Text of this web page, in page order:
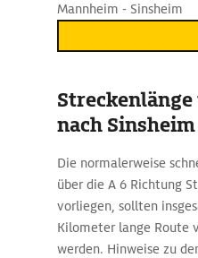
Mannheim - Sinsheim
nach Sinsheim
Die normalerweise
über die A 6 Richtung
vorliegen, sollten
Kilometer lange Route
werden. Hinweise zu